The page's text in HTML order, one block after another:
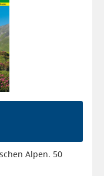
Alpen. 50